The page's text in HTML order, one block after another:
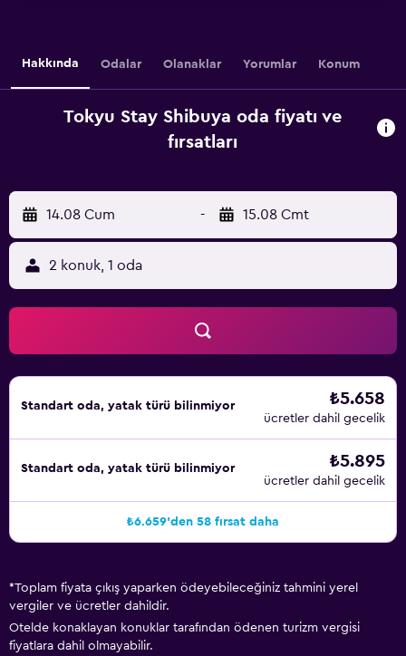
Hakkında Odalar Olanaklar Yorumlar Konum
Tokyu Stay Shibuya oda fiyatı ve
fırsatları
14.08 Cum - 15.08 Cmt
2 konuk, 1 oda
Standart oda, yatak türü bilinmiyor ₺5.658
ücretler dahil gecelik
Standart oda, yatak türü bilinmiyor ₺5.895
ücretler dahil gecelik
₺6.659'den 58 fırsat daha
*Toplam fiyata çıkış yaparken ödeyebileceğiniz tahmini yerel
vergiler ve ücretler dahildir.
Otelde konaklayan konuklar tarafından ödenen turizm vergisi
fiyatlara dahil olmayabilir.